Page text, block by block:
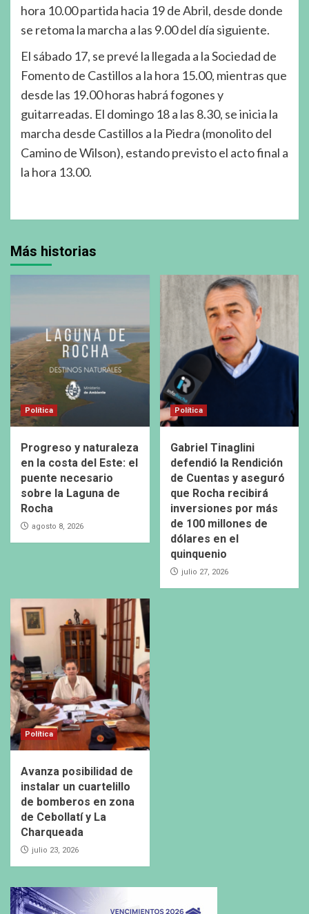
hora 10.00 partida hacia 19 de Abril, desde donde
se retoma la marcha a las 9.00 del día siguiente.
El sábado 17, se prevé la llegada a la Sociedad de
Fomento de Castillos a la hora 15.00, mientras que
desde las 19.00 horas habrá fogones y
guitarreadas. El domingo 18 a las 8.30, se inicia la
marcha desde Castillos a la Piedra (monolito del
Camino de Wilson), estando previsto el acto final a
la hora 13.00.
Más historias
Política
Progreso y naturaleza
en la costa del Este: el
puente necesario
sobre la Laguna de
Rocha
agosto 8, 2026
Política
Gabriel Tinaglini
defendió la Rendición
de Cuentas y aseguró
que Rocha recibirá
inversiones por más
de 100 millones de
dólares en el
quinquenio
julio 27, 2026
Política
Avanza posibilidad de
instalar un cuartelillo
de bomberos en zona
de Cebollatí y La
Charqueada
julio 23, 2026